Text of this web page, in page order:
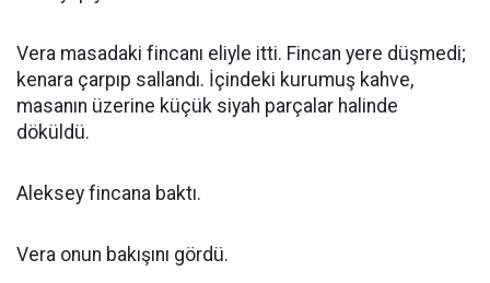
Vera masadaki fincanı eliyle itti. Fincan yere düşmedi;
kenara çarpıp sallandı. İçindeki kurumuş kahve,
masanın üzerine küçük siyah parçalar halinde
döküldü.
Aleksey fincana baktı.
Vera onun bakışını gördü.